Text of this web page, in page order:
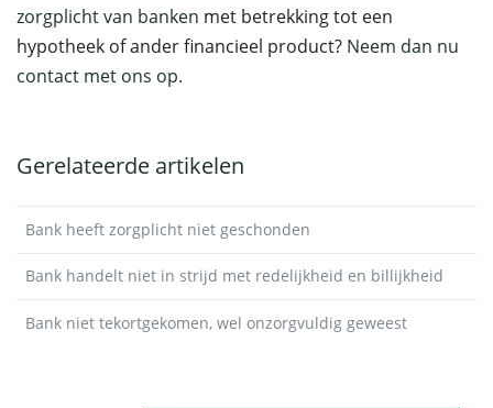
zorgplicht van banken met betrekking tot een
hypotheek of ander financieel product? Neem dan nu
contact met ons op.
Gerelateerde artikelen
Bank heeft zorgplicht niet geschonden
Bank handelt niet in strijd met redelijkheid en billijkheid
Bank niet tekortgekomen, wel onzorgvuldig geweest